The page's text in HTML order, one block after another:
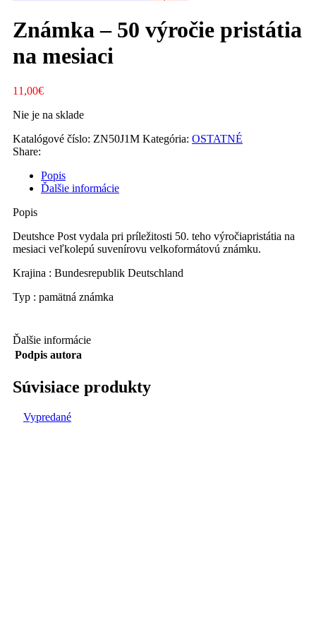
bola:
13,00€.
je:
11,00€.
Známka – 50 výročie pristátia
na mesiaci
11,00€
Nie je na sklade
Katalógové číslo: ZN50J1M Kategória: OSTATNÉ
Share:
Popis
Ďalšie informácie
Popis
Deutshce Post vydala pri príležitosti 50. teho výročiapristátia na
mesiaci veľkolepú suvenírovu velkoformátovú známku.
Krajina : Bundesrepublik Deutschland
Typ : pamätná známka
Ďalšie informácie
Podpis autora
Súvisiace produkty
Vypredané